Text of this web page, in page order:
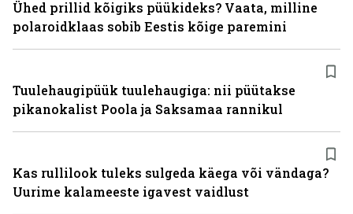
Ühed prillid kõigiks püükideks? Vaata, milline
polaroidklaas sobib Eestis kõige paremini
Tuulehaugipüük tuulehaugiga: nii püütakse
pikanokalist Poola ja Saksamaa rannikul
Kas rullilook tuleks sulgeda käega või vändaga?
Uurime kalameeste igavest vaidlust